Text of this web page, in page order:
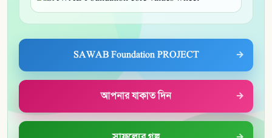
SAWAB Foundation PROJECT
আপনার যাকাত দিন